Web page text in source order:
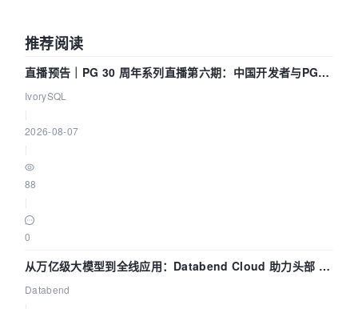
推荐阅读
直播预告｜PG 30 周年系列直播第六期：中国开发者与PG内
核——我们改得动吗？我们贡献了什么？
IvorySQL
2026-08-07
88
0
从万亿级大模型到全线应用：Databend Cloud 助力头部 AI
企业构建全链路 Trace 数据管道
Databend